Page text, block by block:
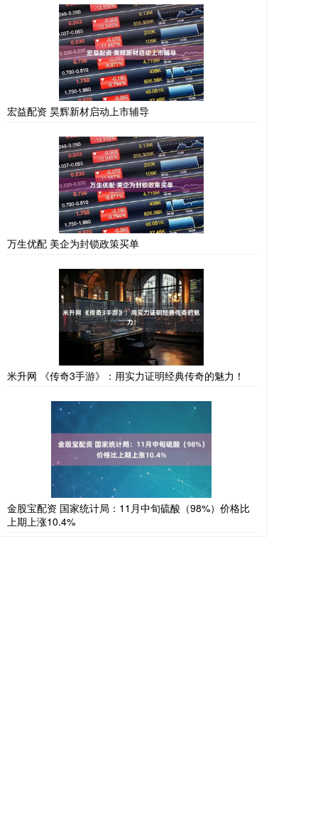
宏益配资 昊辉新材启动上市辅导
万生优配 美企为封锁政策买单
米升网 《传奇3手游》：用实力证明经典传奇的魅力！
金股宝配资 国家统计局：11月中旬硫酸（98%）价格比
上期上涨10.4%